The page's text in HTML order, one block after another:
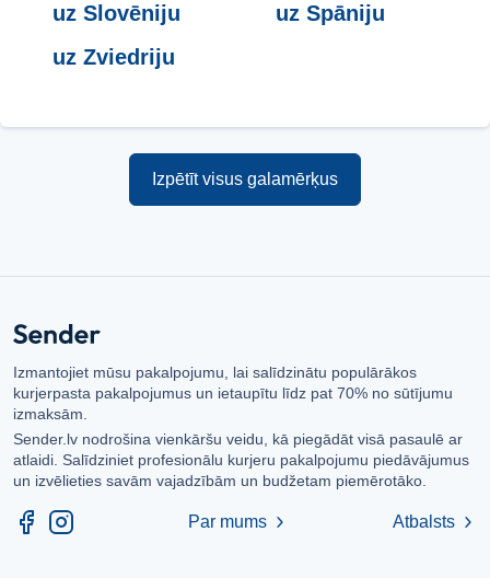
uz Slovēniju
uz Spāniju
uz Zviedriju
Izpētīt visus galamērķus
Izmantojiet mūsu pakalpojumu, lai salīdzinātu populārākos
kurjerpasta pakalpojumus un ietaupītu līdz pat 70% no sūtījumu
izmaksām.
Sender.lv nodrošina vienkāršu veidu, kā piegādāt visā pasaulē ar
atlaidi. Salīdziniet profesionālu kurjeru pakalpojumu piedāvājumus
un izvēlieties savām vajadzībām un budžetam piemērotāko.
Par mums chevron_right Atbalsts chevron_right